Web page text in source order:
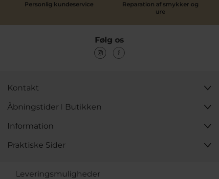
Personlig kundeservice
Reparation af smykker og
ure
Følg os
Kontakt
Åbningstider I Butikken
Information
Praktiske Sider
Leveringsmuligheder